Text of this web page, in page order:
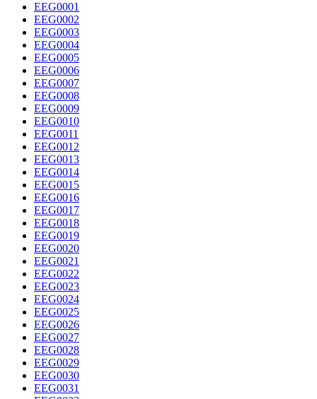
EEG0001
EEG0002
EEG0003
EEG0004
EEG0005
EEG0006
EEG0007
EEG0008
EEG0009
EEG0010
EEG0011
EEG0012
EEG0013
EEG0014
EEG0015
EEG0016
EEG0017
EEG0018
EEG0019
EEG0020
EEG0021
EEG0022
EEG0023
EEG0024
EEG0025
EEG0026
EEG0027
EEG0028
EEG0029
EEG0030
EEG0031